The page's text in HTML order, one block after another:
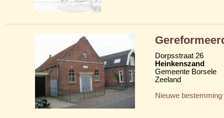
Dorpsstraat 26
Heinkenszand
Gemeente Borsele
Zeeland
Nieuwe bestemming